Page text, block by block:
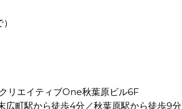
リエイティブOne秋葉原ビル6F
町駅から徒歩4分／秋葉原駅から徒歩9分